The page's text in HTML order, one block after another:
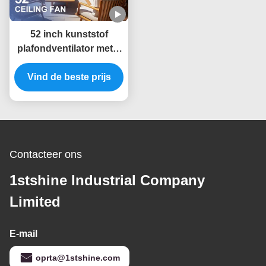
52 inch kunststof
plafondventilator met 6
snelheden en slimme
afstandsbediening voor
DC-voeding
Vind de beste prijs
Contacteer ons
1stshine Industrial Company
Limited
E-mail
oprta@1stshine.com